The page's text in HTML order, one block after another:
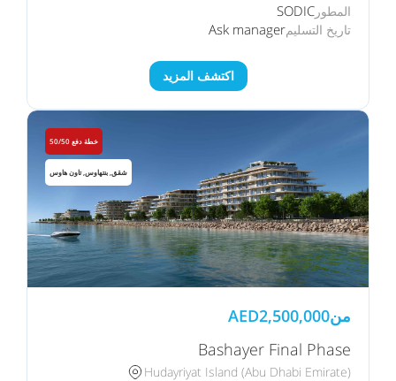
المطور SODIC
تاريخ التسليمAsk manager
اكتشف المزيد
خطة دفع 50/50
شقق, بنتهاوس, تاون هاوس
من AED2,500,000
Bashayer Final Phase
Hudayriyat Island (Abu Dhabi Emirate)